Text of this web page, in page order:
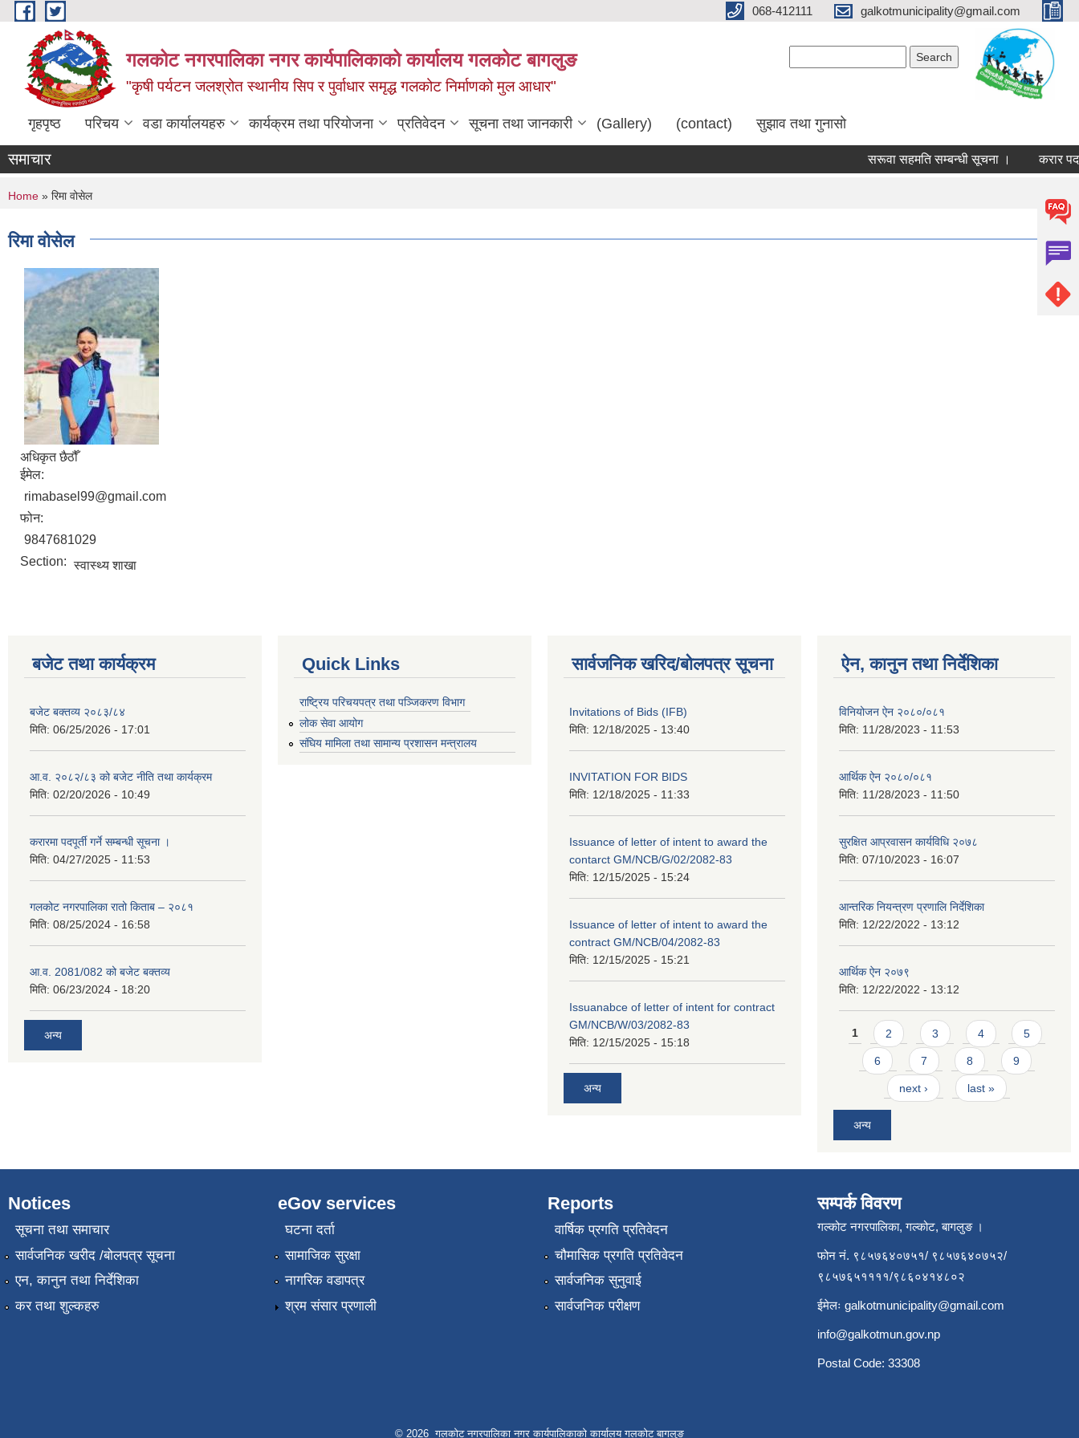
Skip to main content 068-412111 galkotmunicipality@gmail.com
गलकोट नगरपालिका नगर कार्यपालिकाको कार्यालय गलकोट बागलुङ
"कृषी पर्यटन जलश्रोत स्थानीय सिप र पुर्वाधार समृद्ध गलकोट निर्माणको मुल आधार"
गृहपृष्ठ परिचय वडा कार्यालयहरु कार्यक्रम तथा परियोजना प्रतिवेदन सूचना तथा जानकारी (Gallery) (contact) सुझाव तथा गुनासो
समाचार सरूवा सहमति सम्बन्धी सूचना । करार
You are here
Home » रिमा वोसेल
रिमा वोसेल
अधिकृत छैठौँ
ईमेल:
rimabasel99@gmail.com
फोन:
9847681029
Section: स्वास्थ्य शाखा
बजेट तथा कार्यक्रम
बजेट बक्तव्य २०८३/८४
मिति: 06/25/2026 - 17:01
आ.व. २०८२/८३ को बजेट नीति तथा कार्यक्रम
मिति: 02/20/2026 - 10:49
करारमा पदपूर्ती गर्ने सम्बन्धी सूचना ।
मिति: 04/27/2025 - 11:53
गलकोट नगरपालिका रातो किताब – २०८१
मिति: 08/25/2024 - 16:58
आ.व. 2081/082 को बजेट बक्तव्य
मिति: 06/23/2024 - 18:20
अन्य
Quick Links
राष्ट्रिय परिचयपत्र तथा पञ्जिकरण विभाग
लोक सेवा आयोग
संघिय मामिला तथा सामान्य प्रशासन मन्त्रालय
सार्वजनिक खरिद/बोलपत्र सूचना
Invitations of Bids (IFB)
मिति: 12/18/2025 - 13:40
INVITATION FOR BIDS
मिति: 12/18/2025 - 11:33
Issuance of letter of intent to award the
contarct GM/NCB/G/02/2082-83
मिति: 12/15/2025 - 15:24
Issuance of letter of intent to award the
contract GM/NCB/04/2082-83
मिति: 12/15/2025 - 15:21
Issuanabce of letter of intent for contract
GM/NCB/W/03/2082-83
मिति: 12/15/2025 - 15:18
अन्य
ऐन, कानुन तथा निर्देशिका
विनियोजन ऐन २०८०/०८१
मिति: 11/28/2023 - 11:53
आर्थिक ऐन २०८०/०८१
मिति: 11/28/2023 - 11:50
सुरक्षित आप्रवासन कार्यविधि २०७८
मिति: 07/10/2023 - 16:07
आन्तरिक नियन्त्रण प्रणालि निर्देशिका
मिति: 12/22/2022 - 13:12
आर्थिक ऐन २०७९
मिति: 12/22/2022 - 13:12
Pages
1 2 3 4 5
6 7 8 9
next › last »
अन्य
Notices
सूचना तथा समाचार
सार्वजनिक खरीद /बोलपत्र सूचना
एन, कानुन तथा निर्देशिका
कर तथा शुल्कहरु
eGov services
घटना दर्ता
सामाजिक सुरक्षा
नागरिक वडापत्र
श्रम संसार प्रणाली
Reports
वार्षिक प्रगति प्रतिवेदन
चौमासिक प्रगति प्रतिवेदन
सार्वजनिक सुनुवाई
सार्वजनिक परीक्षण
सम्पर्क विवरण
गल्कोट नगरपालिका, गल्कोट, बागलुङ ।
फोन नं. ९८५७६४०७५१/ ९८५७६४०७५२/
९८५७६५११११/९८६०४१४८०२
ईमेलः galkotmunicipality@gmail.com
info@galkotmun.gov.np
Postal Code: 33308
© 2026 गलकोट नगरपालिका नगर कार्यपालिकाको कार्यालय गलकोट बागलुङ